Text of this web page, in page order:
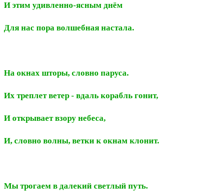
И этим удивленно-ясным днём
Для нас пора волшебная настала.
На окнах шторы, словно паруса.
Их треплет ветер - вдаль корабль гонит,
И открывает взору небеса,
И, словно волны, ветки к окнам клонит.
Мы трогаем в далекий светлый путь.